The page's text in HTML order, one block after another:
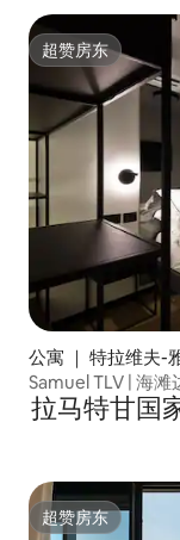
超赞房东
超赞房东
公寓 ｜ 特拉维夫-
Samuel TLV | 海滩
拉马特甘国
超赞房东
超赞房东